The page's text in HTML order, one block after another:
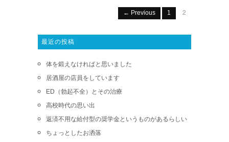
← Previous 1 2
最近の投稿
体を鍛えなければと思いました
居酒屋の店員をしています
ED（勃起不全）とその治療
高校時代の思い出
返済不用な給付型の奨学金というものがあるらしい
ちょっとしたお洒落